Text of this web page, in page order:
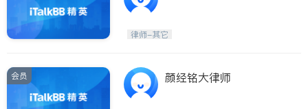
Waterloo
Guelph
Ajax
Oshawa
Niagara Falls
Pickering
Concord
律师-其它
会员 颜经铭大律师